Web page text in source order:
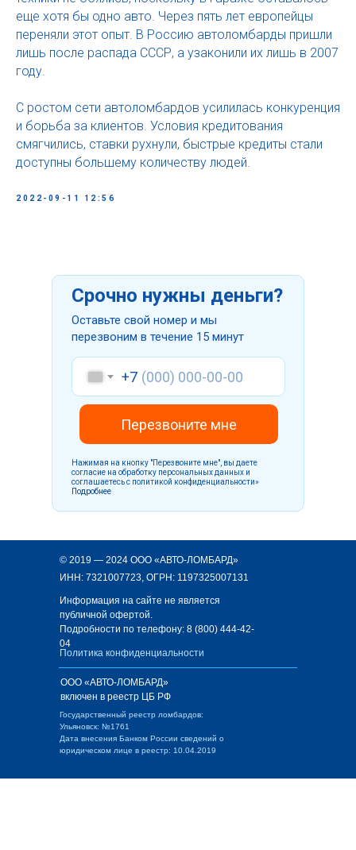
еще хотя бы одно авто. Через пять лет европейцы
переняли этот опыт. В Россию автоломбарды пришли
лишь после распада СССР, а узаконили их лишь в 2007
году.
С ростом сети автоломбардов усилилась конкуренция
и борьба за клиентов. Условия кредитования
смягчились, ставки рухнули, быстрые кредиты стали
доступны большему количеству людей.
2022-09-11 12:56
+7
Перезвоните мне
Срочно нужны деньги?
Оставьте свой номер и мы
перезвоним в течение 15 минут
Нажимая на кнопку "Перезвоните мне", вы даете
согласие на обработку персональных данных и
соглашаетесь c политикой конфиденциальности»
Подробнее
© 2019 — 2024 ООО «АВТО-ЛОМБАРД»
ИНН: 7321007723, ОГРН: 1197325007131
Политика конфиденциальности
Информация на сайте не является
публичной офертой.
Подробности по телефону: 8 (800) 444-42-
04
Государственный реестр ломбардов:
Ульяновск: №1761
Дата внесения Банком России сведений о
юридическом лице в реестр: 10.04.2019
ООО «АВТО-ЛОМБАРД»
включен в реестр ЦБ РФ